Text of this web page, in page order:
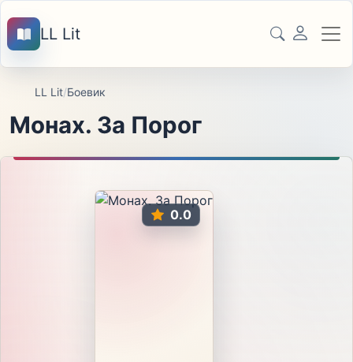
LL Lit
LL Lit/Боевик
Монах. За Порог
0.0